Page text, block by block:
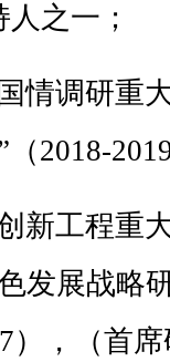
人之一；
情调研重
2018-
新工程重
发展战略
），（首